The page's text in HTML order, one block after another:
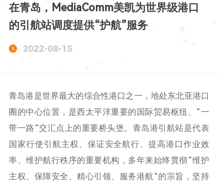
在青岛，MediaComm美凯为世界级港口
的引航站调度提供“护航”服务
2022-08-15
青岛港是世界最大的综合性港口之一，地处东北亚港口
圈的中心位置，是西太平洋重要的国际贸易枢纽、“一
带一路”交汇点上的重要桥头堡。青岛港引航站是代表
国家行使引航主权、保证安全航行、提高港口作业效
率、维护航行秩序的重要机构，多年来始终贯彻“维护
主权、保障安全、精心引领、服务港航”的宗旨，坚持